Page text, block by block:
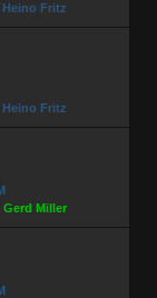
Heino Fritz
Heino Fritz
Gerd Miller